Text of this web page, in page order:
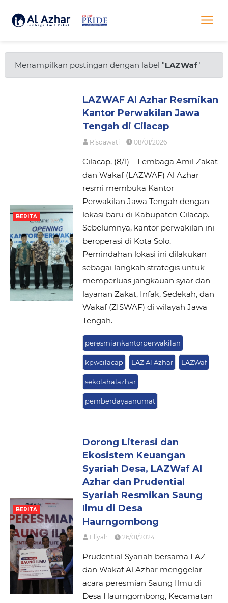
Menampilkan postingan dengan label "LAZWaf"
BERITA
LAZWAF Al Azhar Resmikan
Kantor Perwakilan Jawa
Tengah di Cilacap
Risdawati 08/01/2026
Cilacap, (8/1) – Lembaga Amil Zakat
dan Wakaf (LAZWAF) Al Azhar
resmi membuka Kantor
Perwakilan Jawa Tengah dengan
lokasi baru di Kabupaten Cilacap.
Sebelumnya, kantor perwakilan ini
beroperasi di Kota Solo.
Pemindahan lokasi ini dilakukan
sebagai langkah strategis untuk
memperluas jangkauan syiar dan
layanan Zakat, Infak, Sedekah, dan
Wakaf (ZISWAF) di wilayah Jawa
Tengah.
peresmiankantorperwakilan
kpwcilacap LAZ Al Azhar LAZWaf
sekolahalazhar
pemberdayaanumat
BERITA
Dorong Literasi dan
Ekosistem Keuangan
Syariah Desa, LAZWaf Al
Azhar dan Prudential
Syariah Resmikan Saung
Ilmu di Desa
Haurngombong
Eliyah 26/01/2024
Prudential Syariah bersama LAZ
dan Wakaf Al Azhar menggelar
acara peresmian Saung Ilmu di
Desa Haurngombong, Kecamatan